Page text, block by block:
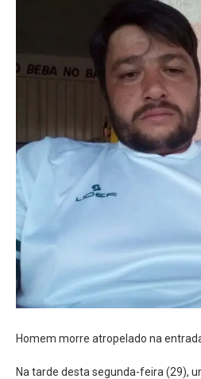
Homem morre atropelado na
Na tarde desta segunda-feira (29),